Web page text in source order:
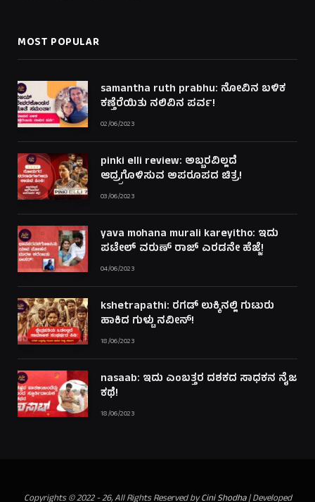
MOST POPULAR
samantha ruth prabhu: ನೋವಿನ ಬಳಿಕ
ಕಣ್ತೆರೆಯಿತು ನಲಿವಿನ ಪರ್ವ!
02/06/2023
pinki elli review: ಅಬ್ಬರವಿಲ್ಲದೆ
ಆದ್ರ್ರಗೊಳಿಸುವ ಅಪರೂಪದ ಚಿತ್ರ!
03/06/2023
yava mohana murali kareyitho: ಇದು
ಪಟೇಲ್ ವರುಣ್ ರಾಜ್ ಎರಡನೇ ಹೆಜ್ಜೆ!
04/06/2023
kshetrapathi: ರಗಡ್ ಲುಕ್ಕಿನಲ್ಲಿ ಗುಟುರು
ಹಾಕಿದ ಗುಳ್ಟು ನವೀನ್!
18/06/2023
nasaab: ಇದು ಎಂಬತ್ತರ ದಶಕದ ಸಾಧಕನ ನೈಜ
ಕಥೆ!
18/06/2023